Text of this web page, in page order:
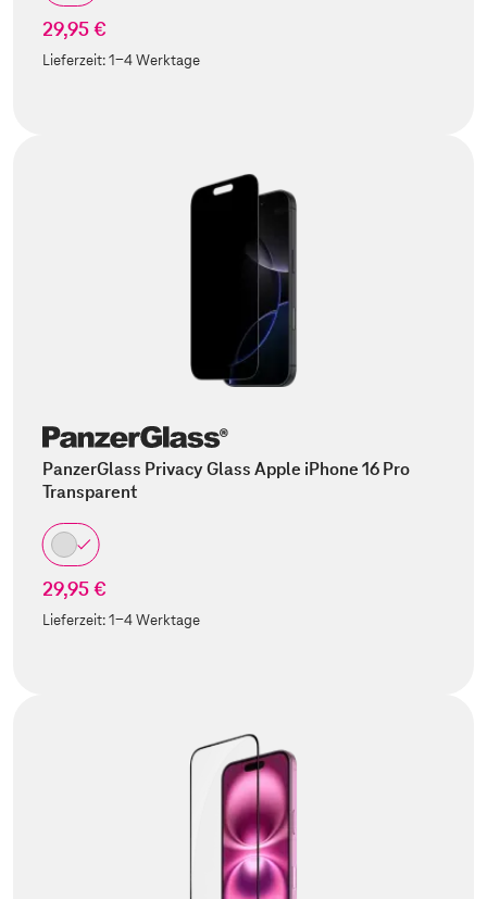
29,95 €
Lieferzeit:1-4 Werktage
PanzerGlass Privacy Glass Apple iPhone 16 Pro
Transparent
29,95 €
Lieferzeit:1-4 Werktage